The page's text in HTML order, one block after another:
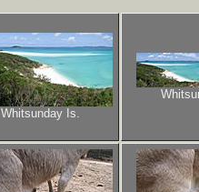
Whitsunday Is.